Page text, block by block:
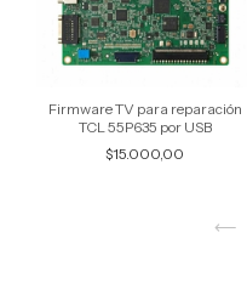
Firmware TV para reparación
TCL 55P635 por USB
$15.000,00